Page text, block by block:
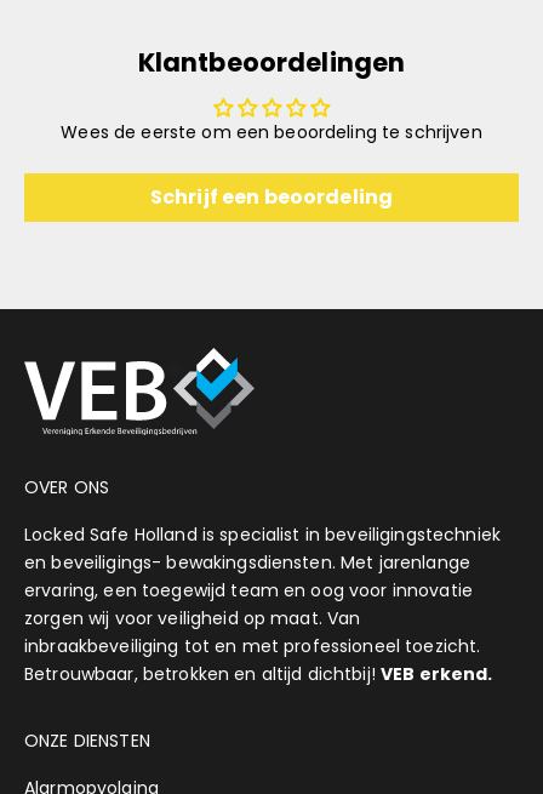
Klantbeoordelingen
Wees de eerste om een beoordeling te schrijven
Schrijf een beoordeling
OVER ONS
Locked Safe Holland is specialist in beveiligingstechniek
en beveiligings- bewakingsdiensten. Met jarenlange
ervaring, een toegewijd team en oog voor innovatie
zorgen wij voor veiligheid op maat. Van
inbraakbeveiliging tot en met professioneel toezicht.
Betrouwbaar, betrokken en altijd dichtbij!VEB erkend.
ONZE DIENSTEN
Alarmopvolging